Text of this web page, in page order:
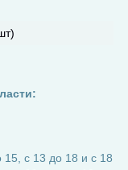
с 13 до 18 и с 18